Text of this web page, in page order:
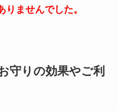
ませんでした。
守りの効果やご利